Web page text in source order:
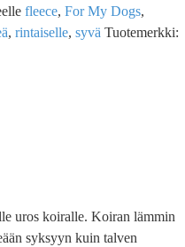
fleece, For My Dogs,
, rintaiselle, syvä Tuotemerkki:
uros koiralle. Koiran lämmin
syksyyn kuin talven